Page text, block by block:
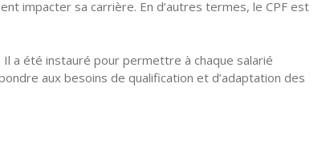
impacter sa carrière. En d’autres termes, le CPF est
a été instauré pour permettre à chaque salarié
aux besoins de qualification et d’adaptation des